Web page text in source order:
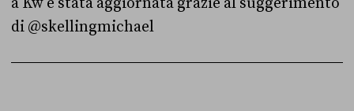
di @skellingmichael